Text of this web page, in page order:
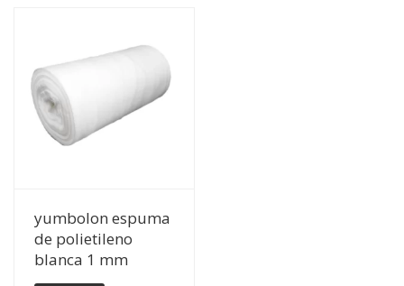
Ver Detalles
yumbolon espuma
de polietileno
blanca 1 mm